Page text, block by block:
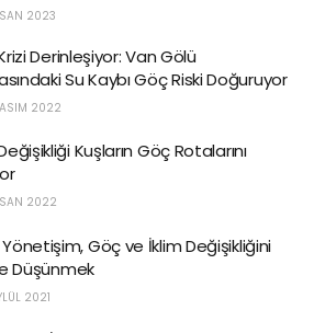
2023
Derinleşiyor: Van Gölü
Su Kaybı Göç Riski Doğuruyor
2022
Kuşların Göç Rotalarını
2022
Göç ve İklim Değişikliğini
Düşünmek
2021